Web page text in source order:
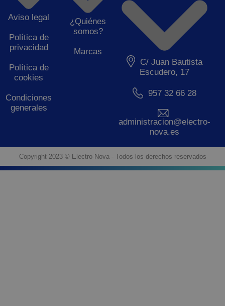
Aviso legal
Política de
privacidad
Política de
cookies
Condiciones
generales
¿Quiénes
somos?
Marcas
C/ Juan Bautista
Escudero, 17
957 32 66 28
administracion@electro-
nova.es
Copyright 2023 © Electro-Nova - Todos los derechos reservados